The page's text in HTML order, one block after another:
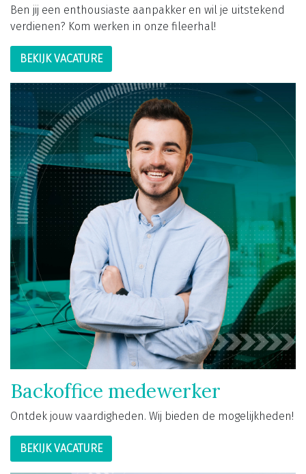
Ben jij een enthousiaste aanpakker en wil je uitstekend
verdienen? Kom werken in onze fileerhal!
BEKIJK VACATURE
Backoffice medewerker
Ontdek jouw vaardigheden. Wij bieden de mogelijkheden!
BEKIJK VACATURE